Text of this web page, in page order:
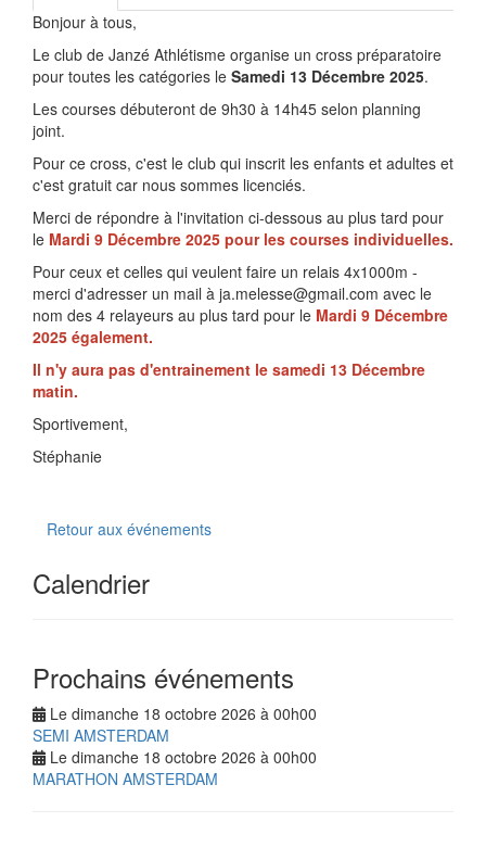
Bonjour à tous,
Le club de Janzé Athlétisme organise un cross préparatoire
pour toutes les catégories le Samedi 13 Décembre 2025.
Les courses débuteront de 9h30 à 14h45 selon planning
joint.
Pour ce cross, c'est le club qui inscrit les enfants et adultes et
c'est gratuit car nous sommes licenciés.
Merci de répondre à l'invitation ci-dessous au plus tard pour
le Mardi 9 Décembre 2025 pour les courses individuelles.
Pour ceux et celles qui veulent faire un relais 4x1000m -
merci d'adresser un mail à ja.melesse@gmail.com avec le
nom des 4 relayeurs au plus tard pour le Mardi 9 Décembre
2025 également.
Il n'y aura pas d'entrainement le samedi 13 Décembre
matin.
Sportivement,
Stéphanie
Retour aux événements
Calendrier
Prochains événements
Le dimanche 18 octobre 2026 à 00h00
SEMI AMSTERDAM
Le dimanche 18 octobre 2026 à 00h00
MARATHON AMSTERDAM